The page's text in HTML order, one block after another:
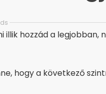
hozzád a legjobban,
hogy a következő